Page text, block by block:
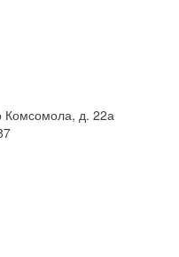
Комсомола, д. 22а